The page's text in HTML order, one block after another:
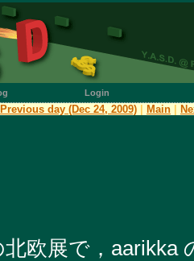
Login
Previous day (Dec 24, 2009) Main
欧展で，aarikka